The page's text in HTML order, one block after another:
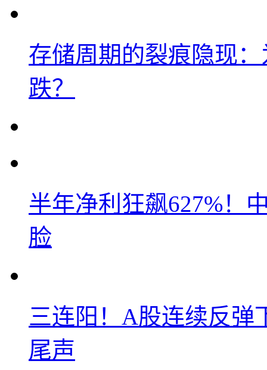
存储周期的裂痕隐现
跌？
半年净利狂飙627%！
脸
三连阳！A股连续反弹
尾声